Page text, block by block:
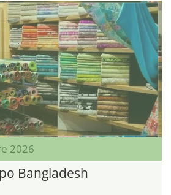
2026
Bangladesh